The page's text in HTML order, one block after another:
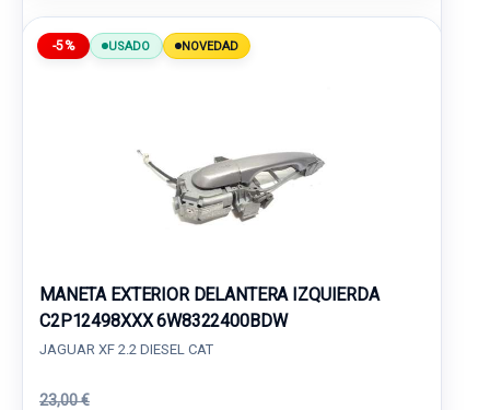
-5% USADO NOVEDAD
MANETA EXTERIOR DELANTERA IZQUIERDA
C2P12498XXX 6W8322400BDW
JAGUAR XF 2.2 DIESEL CAT
23,00 €